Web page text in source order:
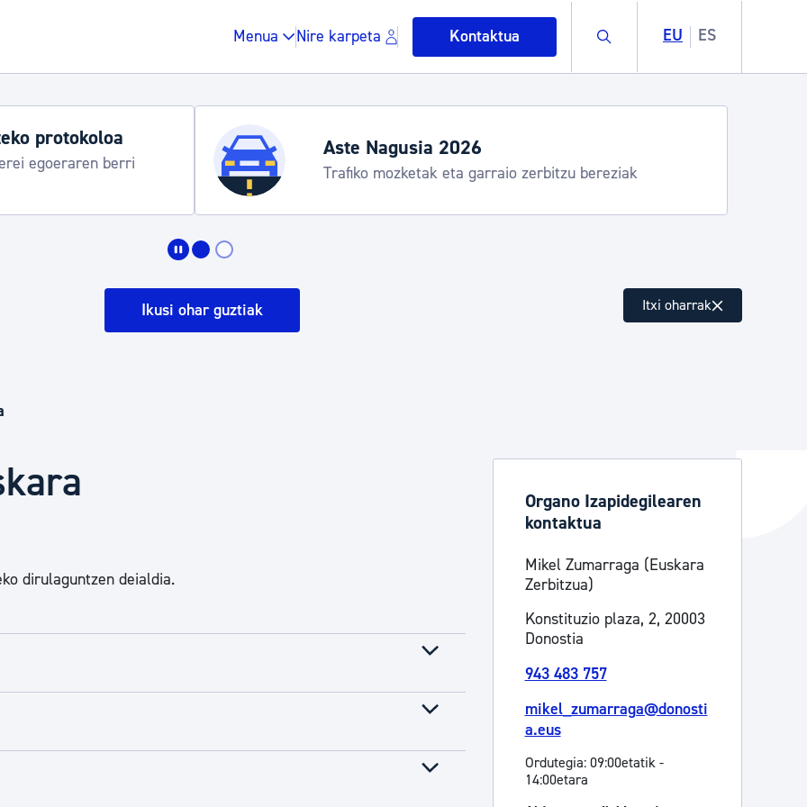
Menua Nire karpeta Kontaktua Buscar EU ES
Gune publikoa, hondakinak eta ingurumena
protokoloa
egoeraren berri
Aste Nagusia 2026
Trafiko mozketak eta garraio zerbitzu bereziak
Ikusi ohar guztiak Itxi oharrak
dirulaguntzen deialdia.
Organo Izapidegilearen
kontaktua
Mikel Zumarraga (Euskara
Zerbitzua)
Konstituzio plaza, 2, 20003
Donostia
943 483 757
mikel_zumarraga@donosti
a.eus
Ordutegia: 09:00etatik -
14:00etara